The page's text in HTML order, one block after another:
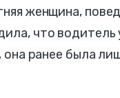
женщина,
что водитель
ранее была